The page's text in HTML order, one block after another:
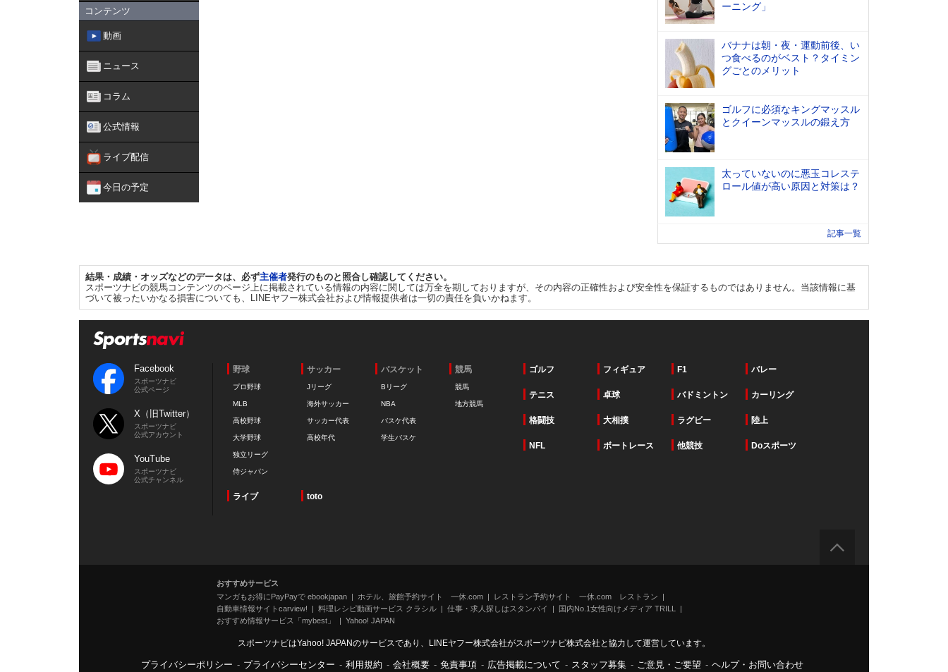
コンテンツ
動画
ニュース
コラム
公式情報
ライブ配信
今日の予定
ーニング」
バナナは朝・夜・運動前後、い
つ食べるのがベスト？タイミン
グごとのメリット
ゴルフに必須なキングマッスル
とクイーンマッスルの鍛え方
太っていないのに悪玉コレステ
ロール値が高い原因と対策は？
記事一覧
結果・成績・オッズなどのデータは、必ず主催者発行のものと照合し確認してください。
スポーツナビの競馬コンテンツのページ上に掲載されている情報の内容に関しては万全を期しておりますが、その内容の正確性および安全性を保証するものではありません。当該情報に基
づいて被ったいかなる損害についても、LINEヤフー株式会社および情報提供者は一切の責任を負いかねます。
Facebook
スポーツナビ
公式ページ
X（旧Twitter）
スポーツナビ
公式アカウント
YouTube
スポーツナビ
公式チャンネル
野球
プロ野球
MLB
高校野球
大学野球
独立リーグ
侍ジャパン
サッカー
Jリーグ
海外サッカー
サッカー代表
高校年代
バスケット
Bリーグ
NBA
バスケ代表
学生バスケ
競馬
競馬
地方競馬
ゴルフ フィギュア F1 バレー
テニス 卓球 バドミントン カーリング
格闘技 大相撲 ラグビー 陸上
NFL ボートレース 他競技 Doスポーツ
ライブ toto
おすすめサービス
マンガもお得にPayPayで ebookjapan
ホテル、旅館予約サイト 一休.com
レストラン予約サイト 一休.com レストラン
自動車情報サイトcarview!
料理レシピ動画サービス クラシル 仕事・求人探しはスタンバイ
国内No.1女性向けメディア TRILL
おすすめ情報サービス「mybest」
Yahoo! JAPAN
スポーツナビはYahoo! JAPANのサービスであり、LINEヤフー株式会社がスポーツナビ株式会社と協力して運営しています。
プライバシーポリシー - プライバシーセンター - 利用規約 - 会社概要 - 免責事項 - 広告掲載について - スタッフ募集 - ご意見・ご要望 - ヘルプ・お問い合わせ